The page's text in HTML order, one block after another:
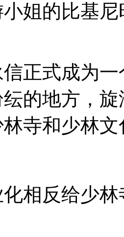
姐的比基
正式成为
的地方，
寺和少林文
化相反给少